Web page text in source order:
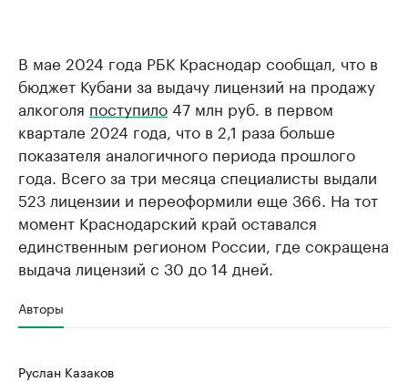
В мае 2024 года РБК Краснодар сообщал, что в
бюджет Кубани за выдачу лицензий на продажу
алкоголя поступило47 млн руб. в первом
квартале 2024 года, что в 2,1 раза больше
показателя аналогичного периода прошлого
года. Всего за три месяца специалисты выдали
523 лицензии и переоформили еще 366. На тот
момент Краснодарский край оставался
единственным регионом России, где сокращена
выдача лицензий с 30 до 14 дней.
Авторы
Руслан Казаков